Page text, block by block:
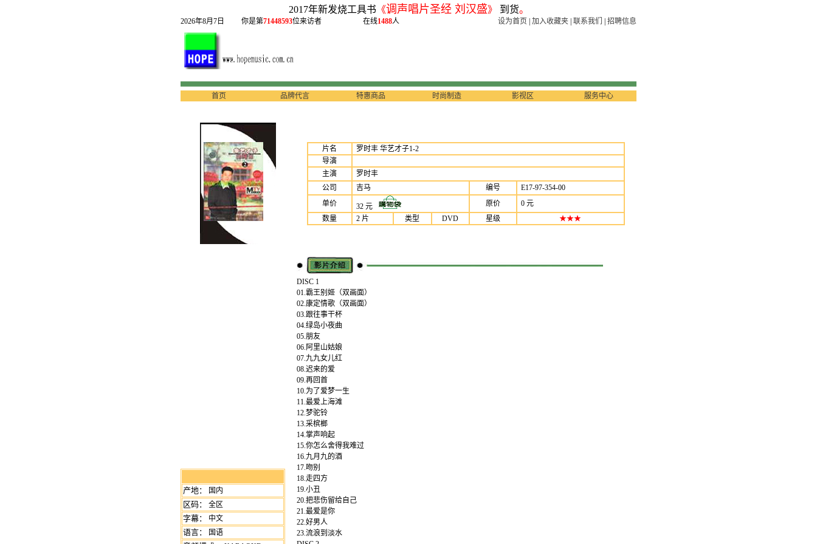
2017年新发烧工具书 《调声唱片圣经 刘汉盛》 到货。
2026年8月7日 你是第71448593位来访者 在线1488人 设为首页 加入收藏夹 联系我们 招聘信息
首页 品牌代言 特惠商品 时尚制造 影视区 服务中心
片名
罗时丰 华艺才子1-2
导演
主演
罗时丰
公司
吉马 编号
E17-97-354-00
单价
32 元 原价
0 元
数量
2 片 类型 DVD 星级 ★★★
产地： 国内
区码： 全区
字幕： 中文
语言： 国语
DISC 1
01.霸王别姬（双画面）
02.康定情歌（双画面）
03.跟往事干杯
04.绿岛小夜曲
05.朋友
06.阿里山姑娘
07.九九女儿红
08.迟来的爱
09.再回首
10.为了爱梦一生
11.最爱上海滩
12.梦驼铃
13.采槟榔
14.掌声响起
15.你怎么舍得我难过
16.九月九的酒
17.吻别
18.走四方
19.小丑
20.把悲伤留给自己
21.最爱是你
22.好男人
23.流浪到淡水